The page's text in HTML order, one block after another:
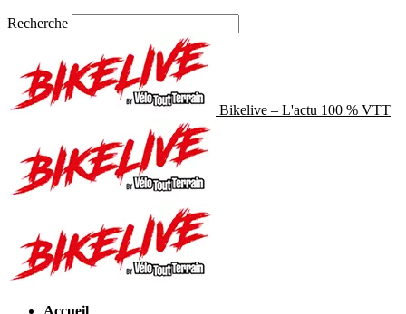
Recherche
Bikelive – L'actu 100 % VTT
Accueil